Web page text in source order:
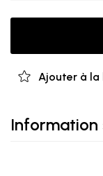
Ajouter à
Information